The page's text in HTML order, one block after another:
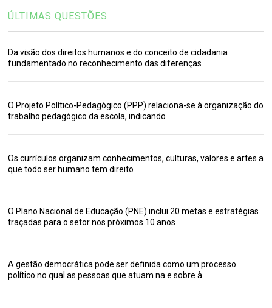
ÚLTIMAS QUESTÕES
Da visão dos direitos humanos e do conceito de cidadania
fundamentado no reconhecimento das diferenças
O Projeto Político-Pedagógico (PPP) relaciona-se à organização do
trabalho pedagógico da escola, indicando
Os currículos organizam conhecimentos, culturas, valores e artes a
que todo ser humano tem direito
O Plano Nacional de Educação (PNE) inclui 20 metas e estratégias
traçadas para o setor nos próximos 10 anos
A gestão democrática pode ser definida como um processo
político no qual as pessoas que atuam na e sobre à